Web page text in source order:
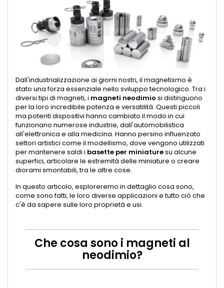
Dall'industrializzazione ai giorni nostri, il magnetismo è
stato una forza essenziale nello sviluppo tecnologico. Tra i
diversi tipi di magneti, i magneti neodimio si distinguono
per la loro incredibile potenza e versatilità. Questi piccoli
ma potenti dispositivi hanno cambiato il modo in cui
funzionano numerose industrie, dall'automobilistica
all'elettronica e alla medicina. Hanno persino influenzato
settori artistici come il modellismo, dove vengono utilizzati
per mantenere saldi i basette per miniaturesu alcune
superfici, articolare le estremità delle miniature o creare
diorami smontabili, tra le altre cose.
In questo articolo, esploreremo in dettaglio cosa sono,
come sono fatti, le loro diverse applicazioni e tutto ciò che
c'è da sapere sulle loro proprietà e usi.
Che cosa sono i magneti al
neodimio​?